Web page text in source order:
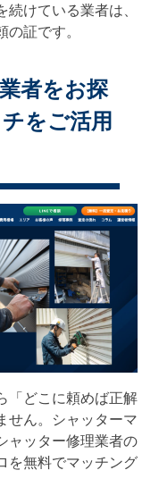
けている業者は、
証です。
者をお探
をご活用
「どこに頼めば正解
せん。シャッターマ
ャッター修理業者の
を無料でマッチング